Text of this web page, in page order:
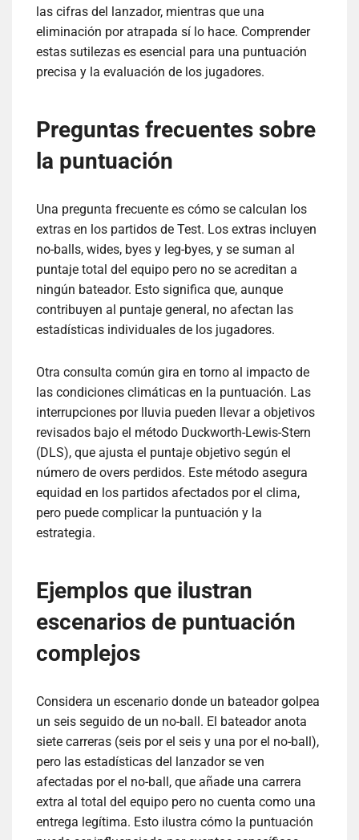
las cifras del lanzador, mientras que una
eliminación por atrapada sí lo hace. Comprender
estas sutilezas es esencial para una puntuación
precisa y la evaluación de los jugadores.
Preguntas frecuentes sobre
la puntuación
Una pregunta frecuente es cómo se calculan los
extras en los partidos de Test. Los extras incluyen
no-balls, wides, byes y leg-byes, y se suman al
puntaje total del equipo pero no se acreditan a
ningún bateador. Esto significa que, aunque
contribuyen al puntaje general, no afectan las
estadísticas individuales de los jugadores.
Otra consulta común gira en torno al impacto de
las condiciones climáticas en la puntuación. Las
interrupciones por lluvia pueden llevar a objetivos
revisados bajo el método Duckworth-Lewis-Stern
(DLS), que ajusta el puntaje objetivo según el
número de overs perdidos. Este método asegura
equidad en los partidos afectados por el clima,
pero puede complicar la puntuación y la
estrategia.
Ejemplos que ilustran
escenarios de puntuación
complejos
Considera un escenario donde un bateador golpea
un seis seguido de un no-ball. El bateador anota
siete carreras (seis por el seis y una por el no-ball),
pero las estadísticas del lanzador se ven
afectadas por el no-ball, que añade una carrera
extra al total del equipo pero no cuenta como una
entrega legítima. Esto ilustra cómo la puntuación